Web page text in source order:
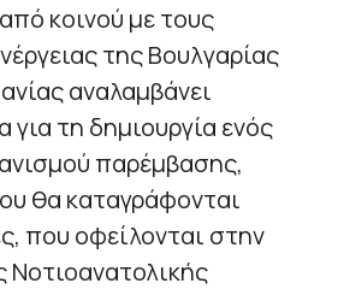
κοινού με τους
της Βουλγαρίας
αναλαμβάνει
τη δημιουργία ενός
παρέμβασης,
θα καταγράφονται
που οφείλονται στην